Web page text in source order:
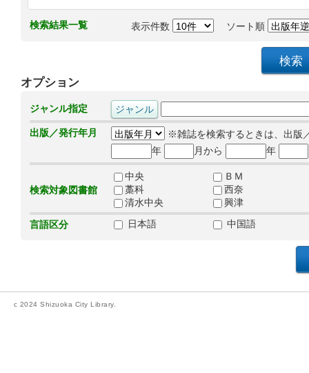
検索結果一覧 表示件数 ソート順
オプション
ジャンル指定
出版／発行年月
※雑誌を検索するときは、出版
年
月から 年
検索対象図書館
中央
ＢＭ
藁科
西奈
清水中央
興津
言語区分
日本語 中国語
c 2024 Shizuoka City Library.